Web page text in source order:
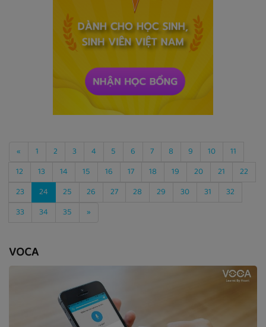
« 1 2 3 4 5 6 7 8 9 10
11
12
13 14 15 16 17 18 19 20 21
22
23
24 25 26 27 28 29 30 31
32
33
34 35 »
VOCA